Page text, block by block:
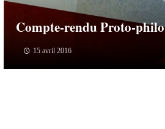
Compte-rendu Proto-philo
15 avril 2016